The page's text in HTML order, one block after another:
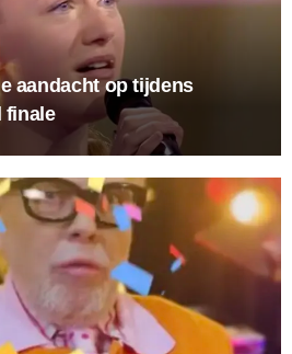
aandacht op tijdens
finale